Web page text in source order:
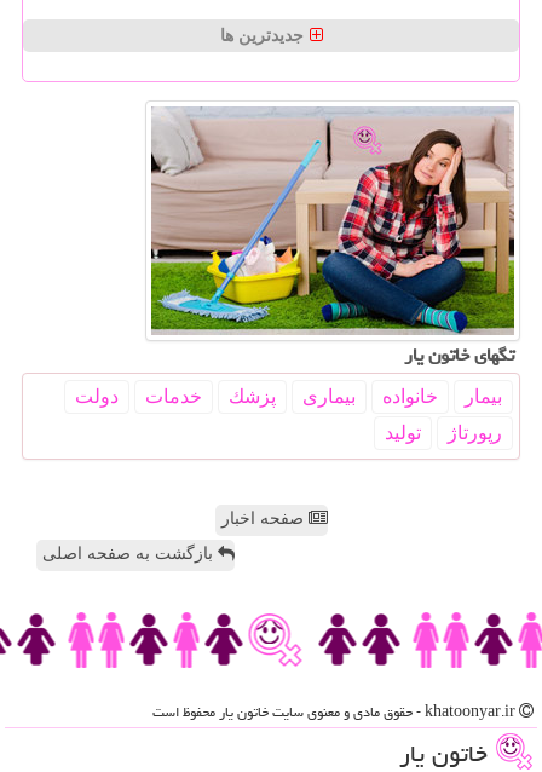
جدیدترین ها
تگهای خاتون یار
بیمار خانواده بیماری پزشك خدمات
دولت
رپورتاژ
تولید
صفحه اخبار
بازگشت به صفحه اصلی
خاتون یار